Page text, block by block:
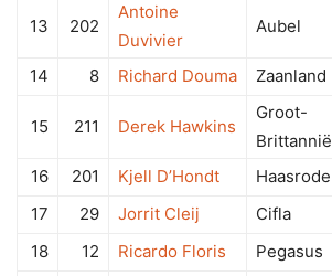
13 202
Antoine
Duvivier
Aubel
14 8 Richard Douma Zaanland
15 211 Derek Hawkins
Groot-
Brittannië
16 201 Kjell D’Hondt Haasrode
17
29 Jorrit Cleij Cifla
18
12 Ricardo Floris Pegasus